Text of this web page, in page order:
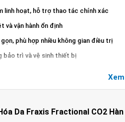
linh hoạt, hỗ trợ thao tác chính xác
và vận hành ổn định
phù hợp nhiều không gian điều trị
bảo trì và vệ sinh thiết bị
sẹo mụn
Da Fraxis Fractional CO2 Hàn